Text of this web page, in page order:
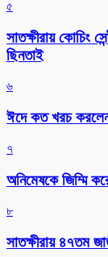
৫
সাতক্ষীরায় কোচিং
ছিনতাই
৬
ঈদে কত খরচ
৭
অনিমেষকে জিম্মি
৮
সাতক্ষীরায় ৪৭তম